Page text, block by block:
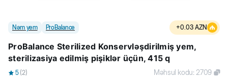
Nəm yem ProBalance +0.03 AZN
ProBalance Sterilized Konservləşdirilmiş yem,
sterilizasiya edilmiş pişiklər üçün, 415 q
5 (2) Məhsul kodu: 2709